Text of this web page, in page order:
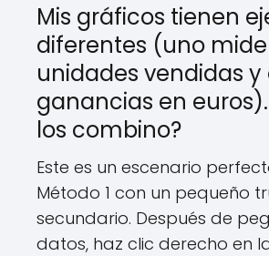
Mis gráficos tienen
diferentes (uno mide
unidades vendidas y
ganancias en
los combino?
Este es un escenario
Método 1 con un pequeño
secundario. Después de
datos, haz clic derecho en